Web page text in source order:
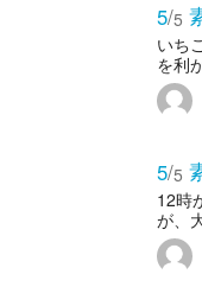
5/5
いち
を利
5/5
12時
が、